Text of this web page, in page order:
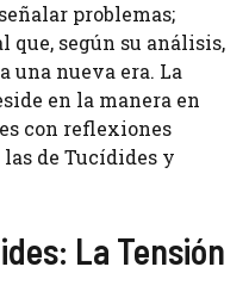
problemas;
que, según su análisis,
una nueva era. La
en la manera en
con reflexiones
de Tucídides y
La Tensión